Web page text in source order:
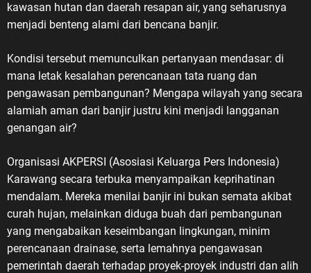
kawasan hutan dan daerah resapan air, yang seharusnya
menjadi benteng alami dari bencana banjir.
Kondisi tersebut memunculkan pertanyaan mendasar: di
mana letak kesalahan perencanaan tata ruang dan
pengawasan pembangunan? Mengapa wilayah yang secara
alamiah aman dari banjir justru kini menjadi langganan
genangan air?
Organisasi AKPERSI (Asosiasi Keluarga Pers Indonesia)
Karawang secara terbuka menyampaikan keprihatinan
mendalam. Mereka menilai banjir ini bukan semata akibat
curah hujan, melainkan diduga buah dari pembangunan
yang mengabaikan keseimbangan lingkungan, minim
perencanaan drainase, serta lemahnya pengawasan
pemerintah daerah terhadap proyek-proyek industri dan alih